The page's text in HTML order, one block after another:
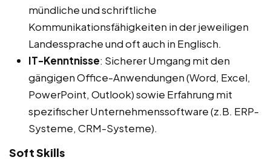
mündliche und schriftliche
Kommunikationsfähigkeiten in der jeweiligen
Landessprache und oft auch in Englisch.
IT-Kenntnisse: Sicherer Umgang mit den
gängigen Office-Anwendungen (Word, Excel,
PowerPoint, Outlook) sowie Erfahrung mit
spezifischer Unternehmenssoftware (z.B. ERP-
Systeme, CRM-Systeme).
Soft Skills